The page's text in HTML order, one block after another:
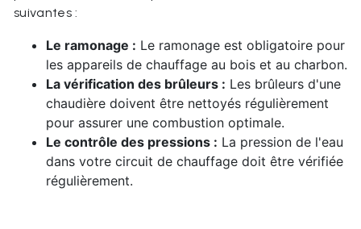
suivantes :
Le ramonage : Le ramonage est obligatoire pour
les appareils de chauffage au bois et au charbon.
La vérification des brûleurs : Les brûleurs d'une
chaudière doivent être nettoyés régulièrement
pour assurer une combustion optimale.
Le contrôle des pressions : La pression de l'eau
dans votre circuit de chauffage doit être vérifiée
régulièrement.